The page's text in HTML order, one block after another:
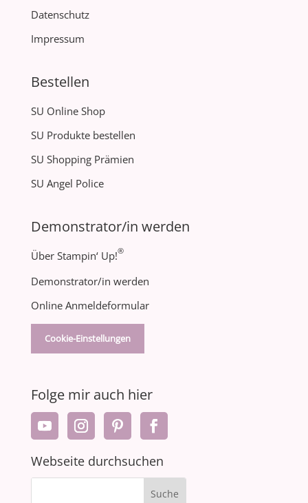
Datenschutz
Impressum
Bestellen
SU Online Shop
SU Produkte bestellen
SU Shopping Prämien
SU Angel Police
Demonstrator/in werden
Über Stampin‘ Up!®
Demonstrator/in werden
Online Anmeldeformular
Cookie-Einstellungen
Folge mir auch hier
Webseite durchsuchen